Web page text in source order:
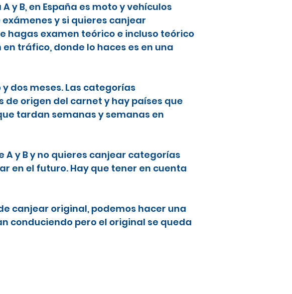
y B, en España es moto y vehículos
y si quieres canjear
hagas examen teórico e incluso teórico
tráfico, donde lo haces es en una
dos meses. Las categorías
de origen del carnet y hay países que
tardan semanas y semanas en
y B y no quieres canjear categorías
en el futuro. Hay que tener en cuenta
canjear original, podemos hacer una
conduciendo pero el original se queda